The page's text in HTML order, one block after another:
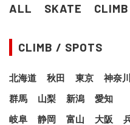
ALL SKATE CLIMB
CLIMB / SPOTS
北海道 秋田 東京 神奈川
群馬
山梨 新潟
愛知
岐阜
静岡 富山 大阪